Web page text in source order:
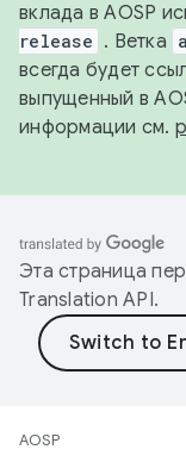
вклада в AOSP
release . Ветка
всегда будет
выпущенный в
информации см.
Эта страница
Translation API.
AOSP